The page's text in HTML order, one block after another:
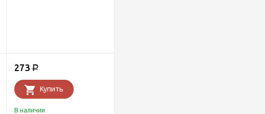
273 Р
Купить
В наличии